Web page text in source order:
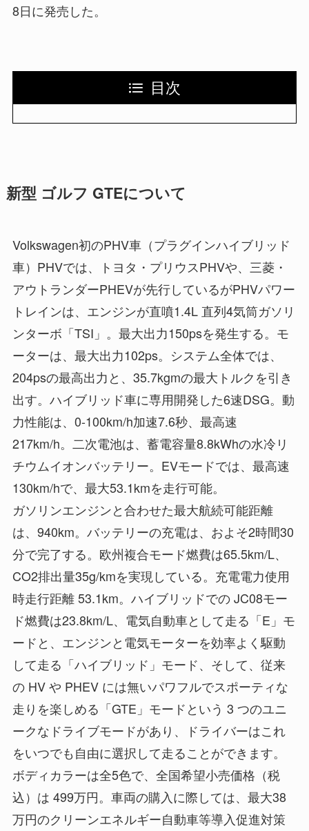
8日に発売した。
目次
新型 ゴルフ GTEについて
Volkswagen初のPHV車（プラグインハイブリッド
車）PHVでは、トヨタ・プリウスPHVや、三菱・
アウトランダーPHEVが先行しているがPHVパワー
トレインは、エンジンが直噴1.4L 直列4気筒ガソリ
ンターボ「TSI」。最大出力150psを発生する。モ
ーターは、最大出力102ps。システム全体では、
204psの最高出力と、35.7kgmの最大トルクを引き
出す。ハイブリッド車に専用開発した6速DSG。動
力性能は、0-100km/h加速7.6秒、最高速
217km/h。二次電池は、蓄電容量8.8kWhの水冷リ
チウムイオンバッテリー。EVモードでは、最高速
130km/hで、最大53.1kmを走行可能。
ガソリンエンジンと合わせた最大航続可能距離
は、940km。バッテリーの充電は、およそ2時間30
分で完了する。欧州複合モード燃費は65.5km/L、
CO2排出量35g/kmを実現している。充電電力使用
時走行距離 53.1km。ハイブリッドでの JC08モー
ド燃費は23.8km/L、電気自動車として走る「E」モ
ードと、エンジンと電気モーターを効率よく駆動
して走る「ハイブリッド」モード、そして、従来
の HV や PHEV には無いパワフルでスポーティな
走りを楽しめる「GTE」モードという 3 つのユニ
ークなドライブモードがあり、ドライバーはこれ
をいつでも自由に選択して走ることができます。
ボディカラーは全5色で、全国希望小売価格（税
込）は 499万円。車両の購入に際しては、最大38
万円のクリーンエネルギー自動車等導入促進対策